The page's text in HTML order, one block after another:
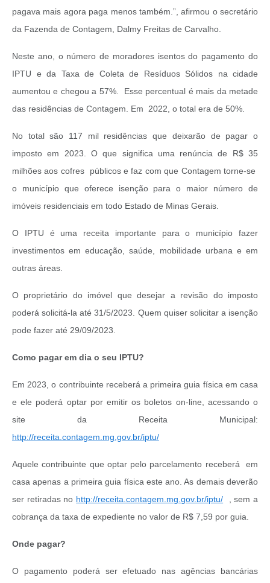
pagava mais agora paga menos também.”, afirmou o secretário
da Fazenda de Contagem, Dalmy Freitas de Carvalho.
Neste ano, o número de moradores isentos do pagamento do
IPTU e da Taxa de Coleta de Resíduos Sólidos na cidade
aumentou e chegou a 57%. Esse percentual é mais da metade
das residências de Contagem. Em 2022, o total era de 50%.
No total são 117 mil residências que deixarão de pagar o
imposto em 2023. O que significa uma renúncia de R$ 35
milhões aos cofres públicos e faz com que Contagem torne-se
o município que oferece isenção para o maior número de
imóveis residenciais em todo Estado de Minas Gerais.
O IPTU é uma receita importante para o município fazer
investimentos em educação, saúde, mobilidade urbana e em
outras áreas.
O proprietário do imóvel que desejar a revisão do imposto
poderá solicitá-la até 31/5/2023. Quem quiser solicitar a isenção
pode fazer até 29/09/2023.
Como pagar em dia o seu IPTU?
Em 2023, o contribuinte receberá a primeira guia física em casa
e ele poderá optar por emitir os boletos on-line, acessando o
site da Receita Municipal:
http://receita.contagem.mg.gov.br/iptu/
Aquele contribuinte que optar pelo parcelamento receberá em
casa apenas a primeira guia física este ano. As demais deverão
ser retiradas no http://receita.contagem.mg.gov.br/iptu/ , sem a
cobrança da taxa de expediente no valor de R$ 7,59 por guia.
Onde pagar?
O pagamento poderá ser efetuado nas agências bancárias